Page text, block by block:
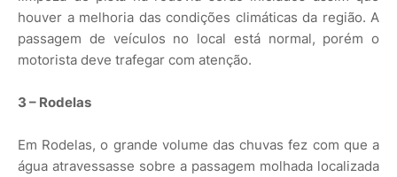
houver a melhoria das condições climáticas da região. A
passagem de veículos no local está normal, porém o
motorista deve trafegar com atenção.
3 – Rodelas
Em Rodelas, o grande volume das chuvas fez com que a
água atravessasse sobre a passagem molhada localizada